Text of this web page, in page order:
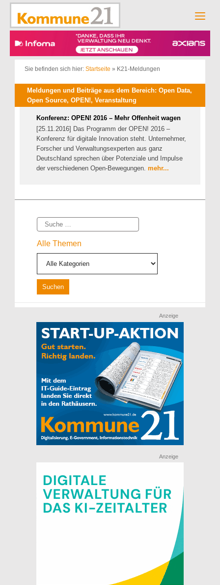
Zum
springen
Sie befinden sich hier: Startseite » K21-Meldungen
Meldungen und Beiträge aus dem Bereich: Open Data,
Open Source, OPEN!, Veranstaltung
Konferenz: OPEN! 2016 – Mehr Offenheit wagen
[25.11.2016] Das Programm der OPEN! 2016 –
Konferenz für digitale Innovation steht. Unternehmer,
Forscher und Verwaltungsexperten aus ganz
Deutschland sprechen über Potenziale und Impulse
der verschiedenen Open-Bewegungen. mehr...
Suche
Alle Themen
Anzeige
Anzeige